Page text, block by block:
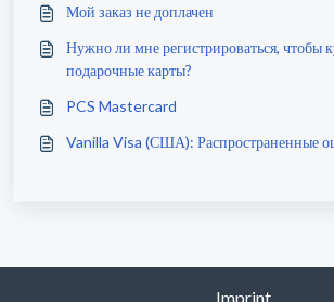
Мой заказ не доплачен
Нужно ли мне регистрироваться, чтобы
подарочные карты?
PCS Mastercard
Vanilla Visa (США): Распространенные
Imprint